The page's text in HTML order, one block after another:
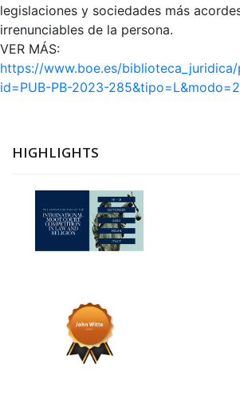
legislaciones y sociedades más
irrenunciables de la persona.
VER MÁS:
https://www.boe.es/
id=PUB-PB-2023-285&tipo=L&modo=2
HIGHLIGHTS